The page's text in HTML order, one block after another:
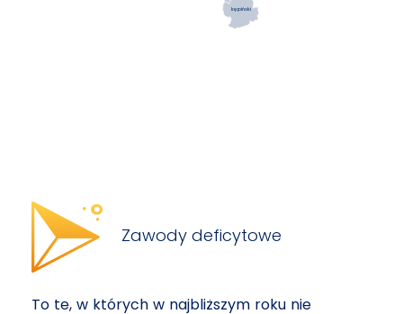
kępiński
Zawody deficytowe
To te, w których w najbliższym roku nie